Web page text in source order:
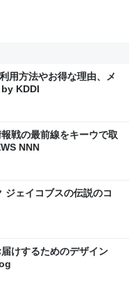
用方法やお得な理由、メ
KDDI
戦の最前線をキーウで取
NNN
ジェイコブスの伝説のコ
けするためのデザイン